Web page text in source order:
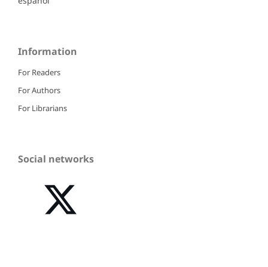
Information
For Readers
For Authors
For Librarians
Social networks